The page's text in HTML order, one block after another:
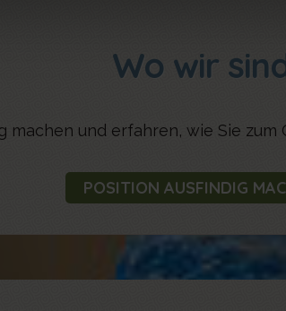
Wo wir
machen und erfahren, wie Sie zum
POSITION AUSFINDIG